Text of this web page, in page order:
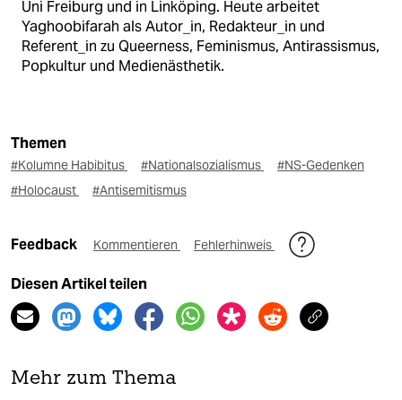
Uni Freiburg und in Linköping. Heute arbeitet
Yaghoobifarah als Autor_in, Redakteur_in und
Referent_in zu Queerness, Feminismus, Antirassismus,
Popkultur und Medienästhetik.
Themen
#Kolumne Habibitus #Nationalsozialismus
#NS-Gedenken
#Holocaust
#Antisemitismus
Feedback Kommentieren Fehlerhinweis
Diesen Artikel teilen
Mehr zum Thema